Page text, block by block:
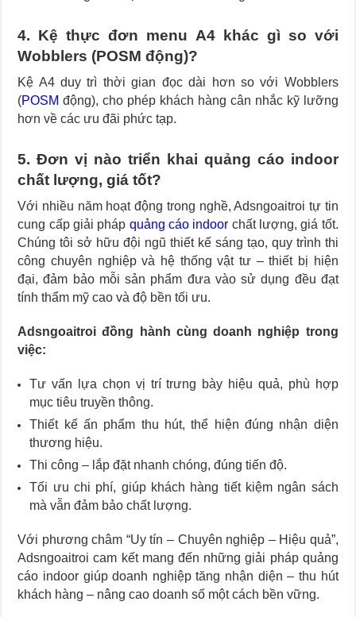
4. Kệ thực đơn menu A4 khác gì so với
Wobblers (POSM động)?
Kệ A4 duy trì thời gian đọc dài hơn so với Wobblers
(POSM động), cho phép khách hàng cân nhắc kỹ lưỡng
hơn về các ưu đãi phức tạp.
5. Đơn vị nào triển khai quảng cáo indoor
chất lượng, giá tốt?
Với nhiều năm hoạt động trong nghề, Adsngoaitroi tự tin
cung cấp giải pháp quảng cáo indoor chất lượng, giá tốt.
Chúng tôi sở hữu đội ngũ thiết kế sáng tạo, quy trình thi
công chuyên nghiệp và hệ thống vật tư – thiết bị hiện
đại, đảm bảo mỗi sản phẩm đưa vào sử dụng đều đạt
tính thẩm mỹ cao và độ bền tối ưu.
Adsngoaitroi đồng hành cùng doanh nghiệp trong
việc:
Tư vấn lựa chọn vị trí trưng bày hiệu quả, phù hợp
mục tiêu truyền thông.
Thiết kế ấn phẩm thu hút, thể hiện đúng nhận diện
thương hiệu.
Thi công – lắp đặt nhanh chóng, đúng tiến độ.
Tối ưu chi phí, giúp khách hàng tiết kiệm ngân sách
mà vẫn đảm bảo chất lượng.
Với phương châm “Uy tín – Chuyên nghiệp – Hiệu quả”,
Adsngoaitroi cam kết mang đến những giải pháp quảng
cáo indoor giúp doanh nghiệp tăng nhận diện – thu hút
khách hàng – nâng cao doanh số một cách bền vững.